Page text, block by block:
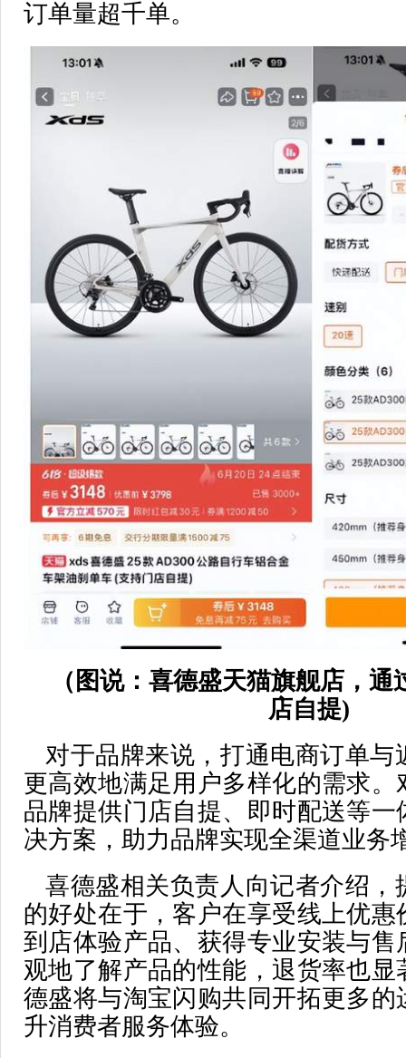
订单量超千单。
（图说：喜德盛天猫旗舰店，
店自提)
对于品牌来说，打通电商订单与
更高效地满足用户多样化的需求。
品牌提供门店自提、即时配送等一
决方案，助力品牌实现全渠道业务
喜德盛相关负责人向记者介绍，
的好处在于，客户在享受线上优惠
到店体验产品、获得专业安装与售
观地了解产品的性能，退货率也显
德盛将与淘宝闪购共同开拓更多的
升消费者服务体验。